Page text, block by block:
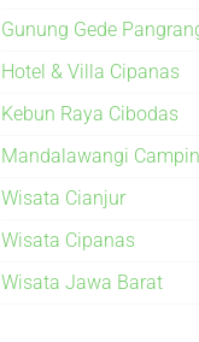
Gunung Gede
Hotel & Villa Cipanas
Kebun Raya Cibodas
Mandalawangi
Wisata Cianjur
Wisata Cipanas
Wisata Jawa Barat